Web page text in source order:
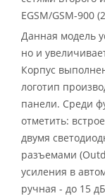
EGSM/GSM-900
Данная модель
но и
Корпус
логотип
панели. Среди
отметить:
двумя
разъемами
усиления в
ручная - до 15